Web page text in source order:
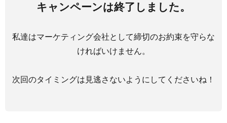
キャンペーンは終了しました。
私達はマーケティング会社として締切のお約束を守らな
ければいけません。
次回のタイミングは見逃さないようにしてくださいね！